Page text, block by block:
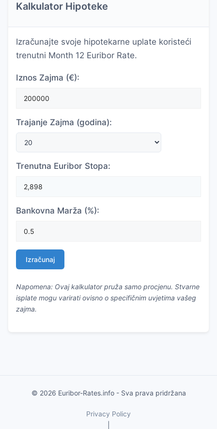
Kalkulator Hipoteke
Izračunajte svoje hipotekarne uplate koristeći
trenutni Month 12 Euribor Rate.
Iznos Zajma (€):
Trajanje Zajma (godina):
Trenutna Euribor Stopa:
Bankovna Marža (%):
Izračunaj
Napomena: Ovaj kalkulator pruža samo procjenu. Stvarne
isplate mogu varirati ovisno o specifičnim uvjetima vašeg
zajma.
© 2026 Euribor-Rates.info - Sva prava pridržana
Privacy Policy